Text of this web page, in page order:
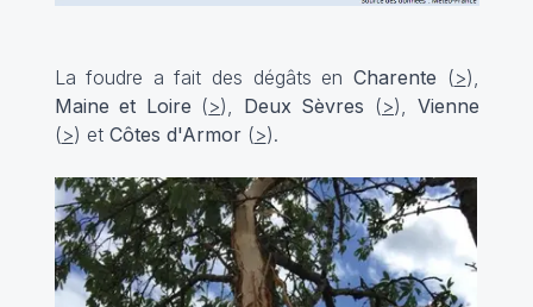
La foudre a fait des dégâts en Charente (>),
Maine et Loire (>), Deux Sèvres (>), Vienne
(>) et Côtes d'Armor(>).